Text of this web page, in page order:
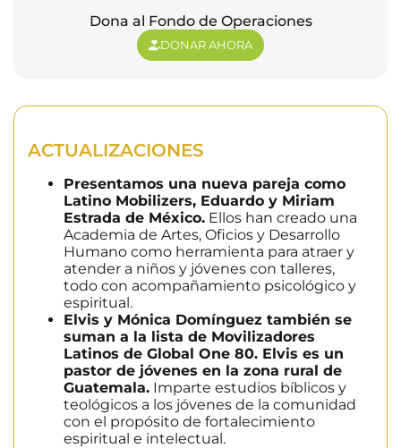
Dona al Fondo de Operaciones
DONAR AHORA
ACTUALIZACIONES
Presentamos una nueva pareja como
Latino Mobilizers, Eduardo y Miriam
Estrada de México. Ellos han creado una
Academia de Artes, Oficios y Desarrollo
Humano como herramienta para atraer y
atender a niños y jóvenes con talleres,
todo con acompañamiento psicológico y
espiritual.
Elvis y Mónica Domínguez también se
suman a la lista de Movilizadores
Latinos de Global One 80. Elvis es un
pastor de jóvenes en la zona rural de
Guatemala. Imparte estudios bíblicos y
teológicos a los jóvenes de la comunidad
con el propósito de fortalecimiento
espiritual e intelectual.